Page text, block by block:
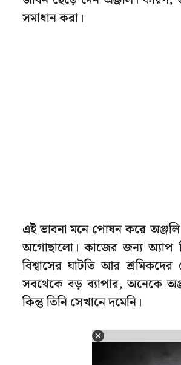
সমাধান করা।
এই ভাবনা মনে পোষন করে অঞ্জলি
অগোছালো। কাজের জন্য অ্যাপ
বিশ্বাসের ঘাটতি আর
সবথেকে বড় ব্যাপার, অনেকে
কিন্তু তিনি সেখানে দমেনি।